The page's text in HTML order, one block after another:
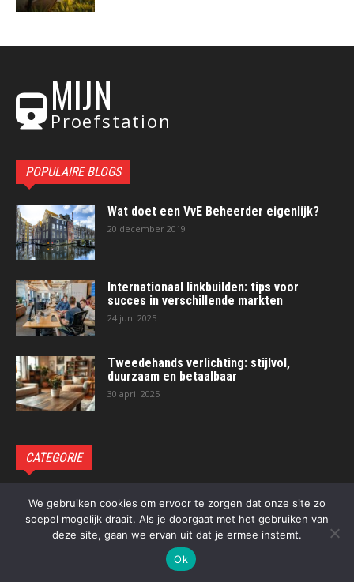
MIJN
Proefstation
POPULAIRE BLOGS
Wat doet een VvE Beheerder eigenlijk?
20 december 2019
Internationaal linkbuilden: tips voor
succes in verschillende markten
24 juni 2025
Tweedehands verlichting: stijlvol,
duurzaam en betaalbaar
30 april 2025
CATEGORIE
Blog
© Newspaper Theme | All rights reserved
We gebruiken cookies om ervoor te zorgen dat onze site zo
soepel mogelijk draait. Als je doorgaat met het gebruiken van
deze site, gaan we ervan uit dat je ermee instemt.
Ok